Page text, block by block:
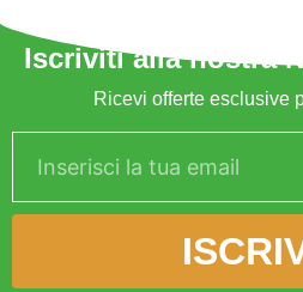
Iscriviti alla nostra
Ricevi offerte esclusive